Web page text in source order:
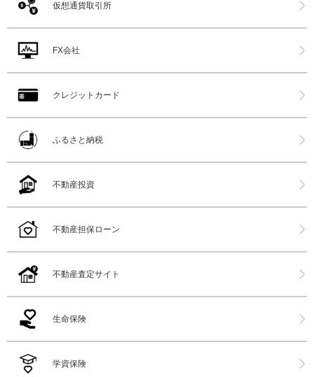
仮想通貨取引所
FX会社
クレジットカード
ふるさと納税
不動産投資
不動産担保ローン
不動産査定サイト
生命保険
学資保険